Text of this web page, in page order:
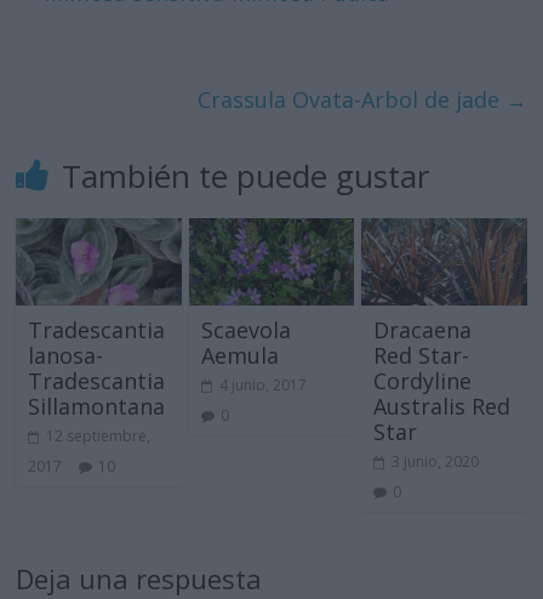
Crassula Ovata-Arbol de jade →
También te puede gustar
Tradescantia
lanosa-
Tradescantia
Sillamontana
12 septiembre,
2017
10
Scaevola
Aemula
4 junio, 2017
0
Dracaena
Red Star-
Cordyline
Australis Red
Star
3 junio, 2020
0
Deja una respuesta